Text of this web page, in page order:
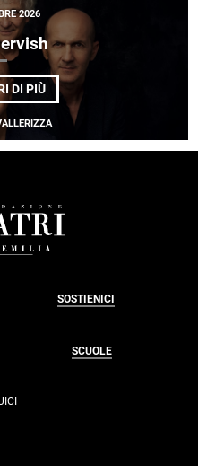
<EM>
CONCENTRICI </
2026
DI PIÙDI
RADIODERVISH
SOSTIENICI
SCUOLE